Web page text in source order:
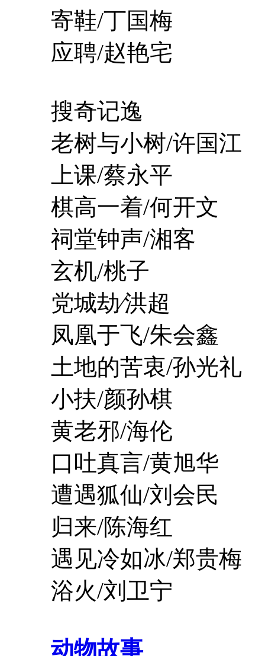
寄鞋/丁国梅
应聘/赵艳宅
搜奇记逸
老树与小树/许国江
上课/蔡永平
棋高一着/何开文
祠堂钟声/湘客
玄机/桃子
党城劫∕洪超
凤凰于飞/朱会鑫
土地的苦衷/孙光礼
小扶/颜孙棋
黄老邪/海伦
口吐真言/黄旭华
遭遇狐仙/刘会民
归来/陈海红
遇见冷如冰/郑贵梅
浴火/刘卫宁
动物故事